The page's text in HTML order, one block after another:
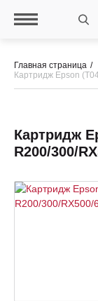
Главная страница
Картридж Epson
Картридж
R200/300/